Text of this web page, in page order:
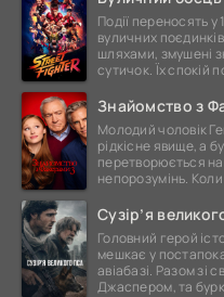
Події переносять у
вуличних
шляхами, змушені
сутичок. Їх спокій
Знайомство з
Молодий чоловік
рідкісне явище, а
перетворюється на
непорозумінь.
Сузір’я
Головний герой
мешкає у
авіабазі. Разом зі
Джаспером, та